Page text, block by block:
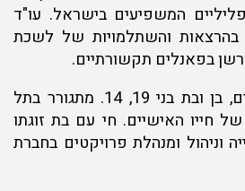
המשפיעים בישראל. עו"ד
והשתלמויות של לשכת
בפאנלים תקשורתיים.
הוא גרוש, אבא לשניים, בן ובת בני 19, 14. מתגורר בתל
חייו האישיים. חי עם בת זוגתו
וניהול ומנהלת פרויקטים בחברת